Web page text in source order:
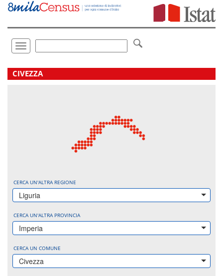
Vai
direttamente
Toggle
navigation
.
CIVEZZA
CERCA UN'ALTRA REGIONE
Liguria
CERCA UN'ALTRA PROVINCIA
Imperia
CERCA UN COMUNE
Civezza